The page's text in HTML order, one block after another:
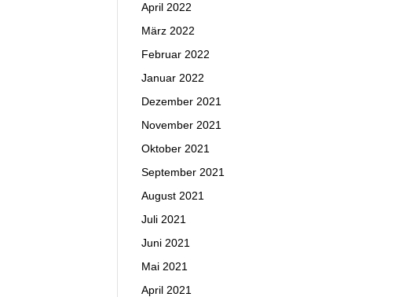
April 2022
März 2022
Februar 2022
Januar 2022
Dezember 2021
November 2021
Oktober 2021
September 2021
August 2021
Juli 2021
Juni 2021
Mai 2021
April 2021